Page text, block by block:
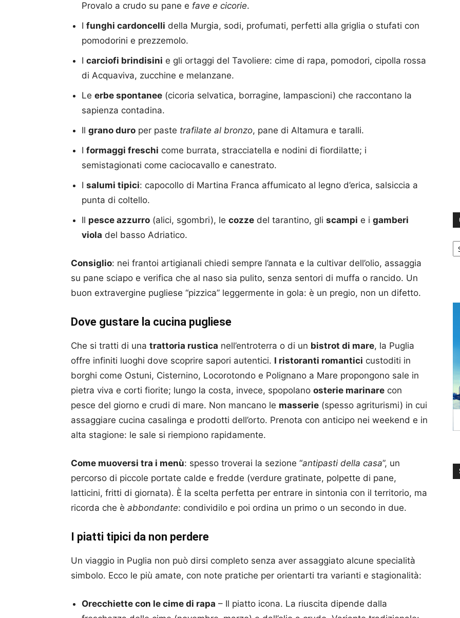
Provalo a crudo su pane e fave e cicorie.
I funghi cardoncelli della Murgia, sodi, profumati, perfetti alla griglia o stufati con
pomodorini e prezzemolo.
I carciofi brindisini e gli ortaggi del Tavoliere: cime di rapa, pomodori, cipolla rossa
di Acquaviva, zucchine e melanzane.
Le erbe spontanee (cicoria selvatica, borragine, lampascioni) che raccontano la
sapienza contadina.
Il grano duro per paste trafilate al bronzo, pane di Altamura e taralli.
I formaggi freschi come burrata, stracciatella e nodini di fiordilatte; i
semistagionati come caciocavallo e canestrato.
I salumi tipici: capocollo di Martina Franca affumicato al legno d’erica, salsiccia a
punta di coltello.
Il pesce azzurro (alici, sgombri), le cozze del tarantino, gli scampi e i gamberi
viola del basso Adriatico.
Consiglio: nei frantoi artigianali chiedi sempre l’annata e la cultivar dell’olio, assaggia
su pane sciapo e verifica che al naso sia pulito, senza sentori di muffa o rancido. Un
buon extravergine pugliese “pizzica” leggermente in gola: è un pregio, non un difetto.
Dove gustare la cucina pugliese
Che si tratti di una trattoria rustica nell’entroterra o di un bistrot di mare, la Puglia
offre infiniti luoghi dove scoprire sapori autentici. I ristoranti romantici custoditi in
borghi come Ostuni, Cisternino, Locorotondo e Polignano a Mare propongono sale in
pietra viva e corti fiorite; lungo la costa, invece, spopolano osterie marinare con
pesce del giorno e crudi di mare. Non mancano le masserie (spesso agriturismi) in cui
assaggiare cucina casalinga e prodotti dell’orto. Prenota con anticipo nei weekend e in
alta stagione: le sale si riempiono rapidamente.
Come muoversi tra i menù: spesso troverai la sezione “antipasti della casa”, un
percorso di piccole portate calde e fredde (verdure gratinate, polpette di pane,
latticini, fritti di giornata). È la scelta perfetta per entrare in sintonia con il territorio, ma
ricorda che è abbondante: condividilo e poi ordina un primo o un secondo in due.
I piatti tipici da non perdere
Un viaggio in Puglia non può dirsi completo senza aver assaggiato alcune specialità
simbolo. Ecco le più amate, con note pratiche per orientarti tra varianti e stagionalità:
Orecchiette con le cime di rapa – Il piatto icona. La riuscita dipende dalla